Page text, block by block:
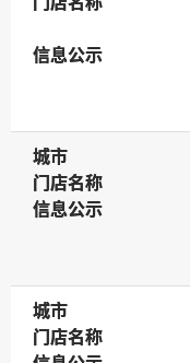
信息公示
信息公示
城市
城市
门店名称
门店名称
信息公示
信息公示
城市
城市
门店名称
门店名称